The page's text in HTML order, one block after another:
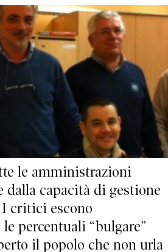
le amministrazioni
dalla capacità di gestione
I critici escono
percentuali “bulgare”
il popolo che non urla